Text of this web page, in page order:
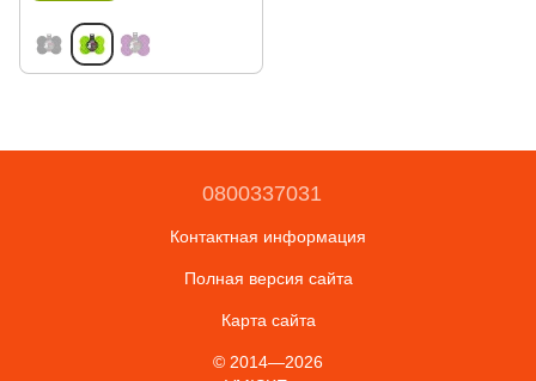
0800337031
Контактная информация
Полная версия сайта
Карта сайта
© 2014—2026